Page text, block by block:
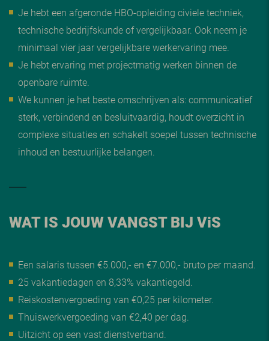
Je hebt een afgeronde HBO-opleiding civiele techniek,
technische bedrijfskunde of vergelijkbaar. Ook neem je
minimaal vier jaar vergelijkbare werkervaring mee.
Je hebt ervaring met projectmatig werken binnen de
openbare ruimte.
We kunnen je het beste omschrijven als: communicatief
sterk, verbindend en besluitvaardig, houdt overzicht in
complexe situaties en schakelt soepel tussen technische
inhoud en bestuurlijke belangen.
WAT IS JOUW VANGST BIJ ViS
Een salaris tussen €5.000,- en €7.000,- bruto per maand.
25 vakantiedagen en 8,33% vakantiegeld.
Reiskostenvergoeding van €0,25 per kilometer.
Thuiswerkvergoeding van €2,40 per dag.
Uitzicht op een vast dienstverband.